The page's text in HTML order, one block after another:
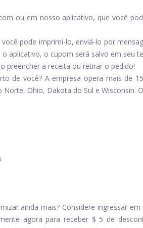
ou em nosso aplicativo, que você
pode imprimi-lo, enviá-lo por
aplicativo, o cupom será salvo em seu
preencher a receita ou retirar o pedido!
de você? A empresa opera mais de
Ohio, Dakota do Sul e Wisconsin.
ainda mais? Considere ingressar
agora para receber $ 5 de